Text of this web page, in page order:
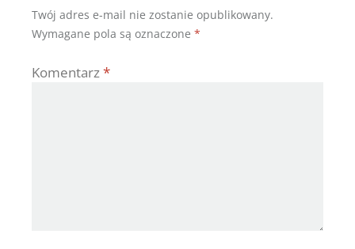
Twój adres e-mail nie zostanie opublikowany.
Wymagane pola są oznaczone *
Komentarz*